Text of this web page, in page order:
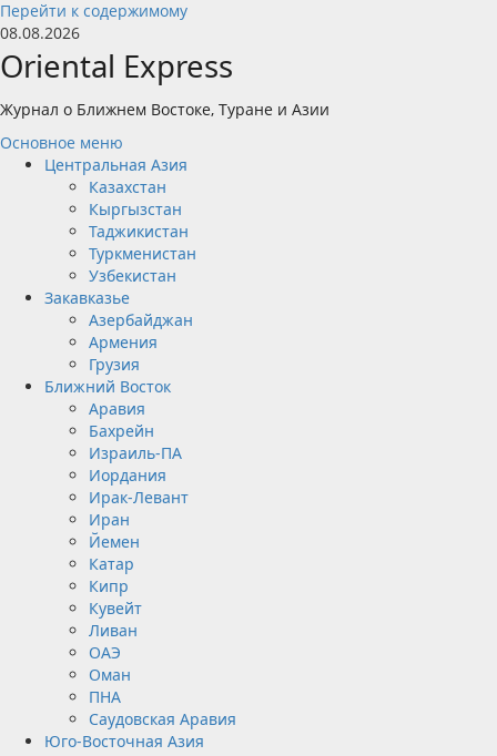
Перейти к содержимому
08.08.2026
Oriental Express
Журнал о Ближнем Востоке, Туране и Азии
Основное меню
Центральная Азия
Казахстан
Кыргызстан
Таджикистан
Туркменистан
Узбекистан
Закавказье
Азербайджан
Армения
Грузия
Ближний Восток
Аравия
Бахрейн
Израиль-ПА
Иордания
Ирак-Левант
Иран
Йемен
Катар
Кипр
Кувейт
Ливан
ОАЭ
Оман
ПНА
Саудовская Аравия
Юго-Восточная Азия